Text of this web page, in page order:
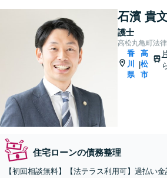
石濱 貴
護士
高松丸亀町法
香
川
県
|
高
松
市
住宅ローンの債務整理
【初回相談無料】【法テラス利用可】過払い